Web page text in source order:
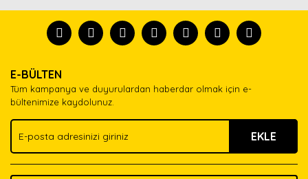
tanısın.
formunu kullanarak tarafımıza iletebilirsiniz.
Görüş ve önerileriniz için teşekkür ederiz.
Ürün açıklamasında eksik bilgiler bulunuyor.
Ürün bilgilerinde hatalar bulunuyor.
Ürün fiyatı diğer sitelerden daha pahalı.
Bu ürüne benzer farklı alternatifler olmalı.
E-BÜLTEN
Tüm kampanya ve duyurulardan haberdar olmak için e-
bültenimize kaydolunuz.
EKLE